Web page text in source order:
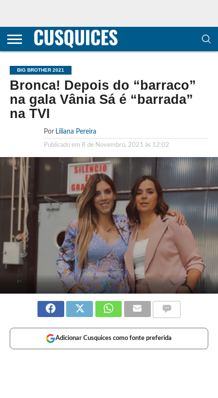
CONTACTOS
HOME
POLÍTICA DE
E COOKIES
SOBRE
TERMOS E
TRANSPARÊNCIA
METODOLOGIA
BIG BROTHER 2021
Bronca! Depois do “barraco”
na gala Vânia Sá é “barrada”
na TVI
Por Liliana Pereira
Publicado em 8 de Novembro, 2021 às 12:02
Adicionar Cusquices como fonte preferida